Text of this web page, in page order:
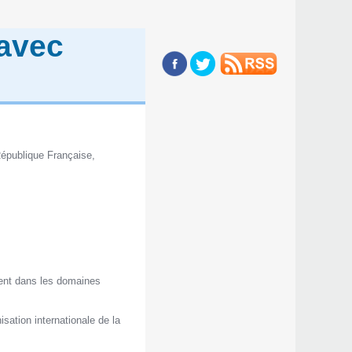
Française,
dans les domaines
internationale de la